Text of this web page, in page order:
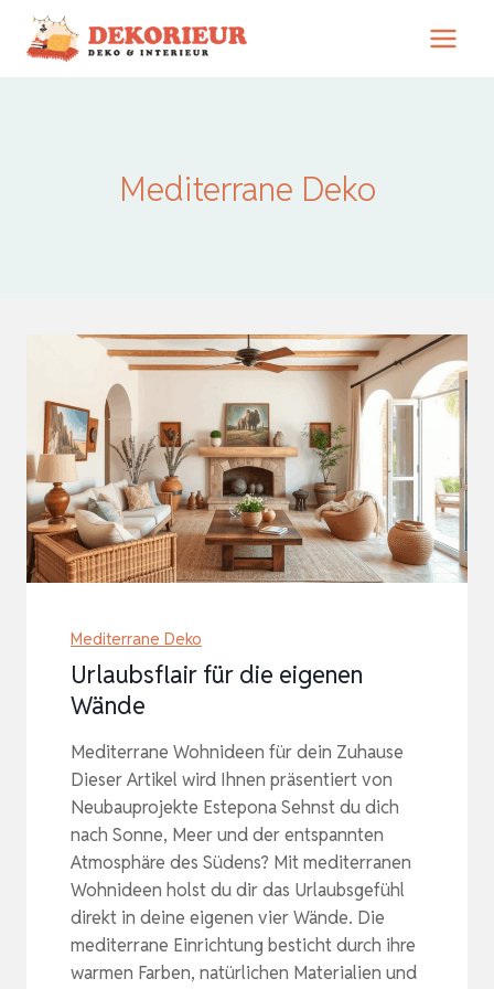
Zum
Inhalt
Mediterrane Deko
Mediterrane Deko
Urlaubsflair für die eigenen
Wände
Mediterrane Wohnideen für dein Zuhause
Dieser Artikel wird Ihnen präsentiert von
Neubauprojekte Estepona Sehnst du dich
nach Sonne, Meer und der entspannten
Atmosphäre des Südens? Mit mediterranen
Wohnideen holst du dir das Urlaubsgefühl
direkt in deine eigenen vier Wände. Die
mediterrane Einrichtung besticht durch ihre
warmen Farben, natürlichen Materialien und